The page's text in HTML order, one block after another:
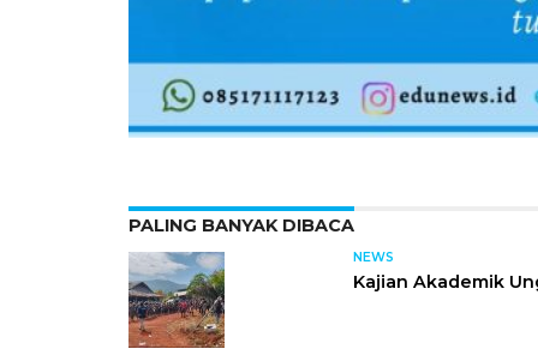
PALING BANYAK DIBACA
NEWS
Kajian Akademik